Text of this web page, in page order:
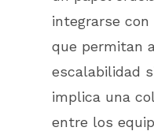
integrarse
que permitan
escalabilidad
implica una
entre los